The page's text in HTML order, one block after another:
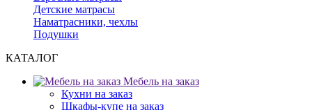
Детские матрасы
Наматрасники, чехлы
Подушки
КАТАЛОГ
Мебель на заказ
Кухни на заказ
Шкафы-купе на заказ